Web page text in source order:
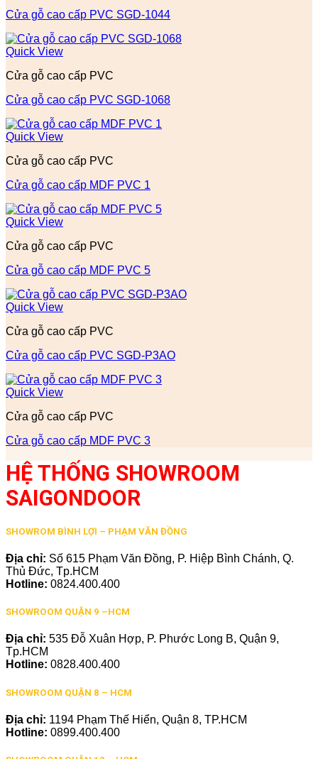
Cửa gỗ cao cấp PVC SGD-1044
Quick View
Cửa gỗ cao cấp PVC
Cửa gỗ cao cấp PVC SGD-1068
Quick View
Cửa gỗ cao cấp PVC
Cửa gỗ cao cấp MDF PVC 1
Quick View
Cửa gỗ cao cấp PVC
Cửa gỗ cao cấp MDF PVC 5
Quick View
Cửa gỗ cao cấp PVC
Cửa gỗ cao cấp PVC SGD-P3AO
Quick View
Cửa gỗ cao cấp PVC
Cửa gỗ cao cấp MDF PVC 3
HỆ THỐNG SHOWROOM
SAIGONDOOR
SHOWROM BÌNH LỢI – PHẠM VĂN ĐỒNG
Địa chỉ: Số 615 Phạm Văn Đồng, P. Hiệp Bình Chánh, Q.
Thủ Đức, Tp.HCM
Hotline: 0824.400.400
SHOWROOM QUẬN 9 –HCM
Địa chỉ: 535 Đỗ Xuân Hợp, P. Phước Long B, Quận 9,
Tp.HCM
Hotline: 0828.400.400
SHOWROOM QUẬN 8 – HCM
Địa chỉ: 1194 Phạm Thế Hiển, Quận 8, TP.HCM
Hotline: 0899.400.400